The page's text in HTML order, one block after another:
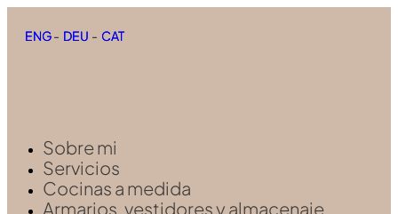
ENG- DEU - CAT
ENG- DEU - CAT
Sobre mi
Servicios
Cocinas a medida
Armarios, vestidores y almacenaje